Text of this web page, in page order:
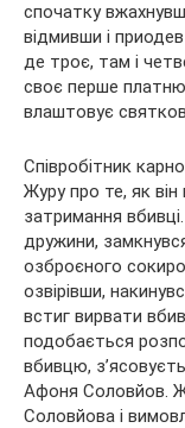
спочатку
відмивши і
де троє, там і
своє перше платню
влаштовує
Співробітник
Журу про те, як
затримання
дружини,
озброєного
озвірівши,
встиг вирвати
подобається
вбивцю,
Афоня Соловйов.
Соловйова і